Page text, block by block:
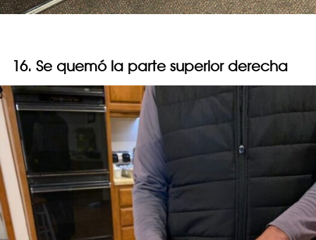
16. Se quemó la parte superior derecha